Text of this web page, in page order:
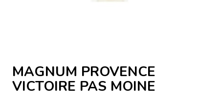
MAGNUM PROVENCE
VICTOIRE PAS MOINE